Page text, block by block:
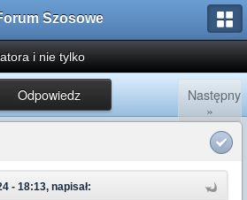
Szosowe
i nie tylko
Odpowiedz
Następny
»
- 18:13, napisał: